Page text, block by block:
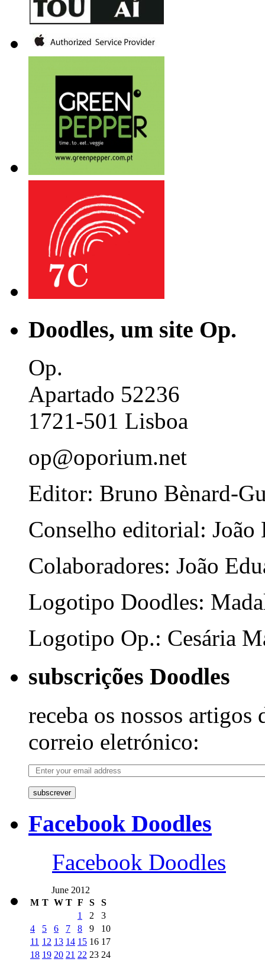
Doodles, um site Op.
Op.
Apartado 52236
1721-501 Lisboa
op@oporium.net
Editor: Bruno Bènard-
Conselho editorial: João
Colaboradores: João
Logotipo Doodles:
Logotipo Op.: Cesária
subscrições Doodles
receba os nossos artigos
correio eletrónico:
subscrever
Facebook Doodles
Facebook Doodles
June 2012
M T W T F S
S
1
2
3
4
5 6 7 8 9
10
11 12 13 14 15 16 17
18 19 20 21 22 23 24